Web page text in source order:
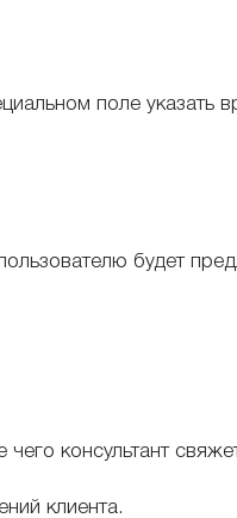
поле указать
будет
консультант
клиента.